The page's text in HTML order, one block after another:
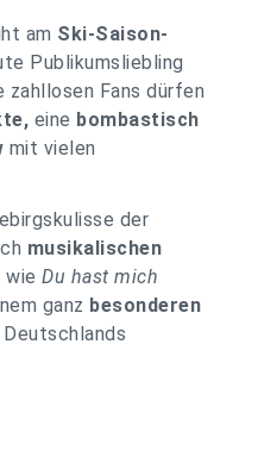
am Ski-Saison-
Publikumsliebling
zahllosen Fans dürfen
eine bombastisch
mit vielen
der
musikalischen
wie Du hast mich
ganz besonderen